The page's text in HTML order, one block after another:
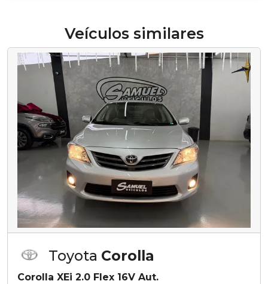
Veículos similares
Toyota Corolla
Corolla XEi 2.0 Flex 16V Aut.